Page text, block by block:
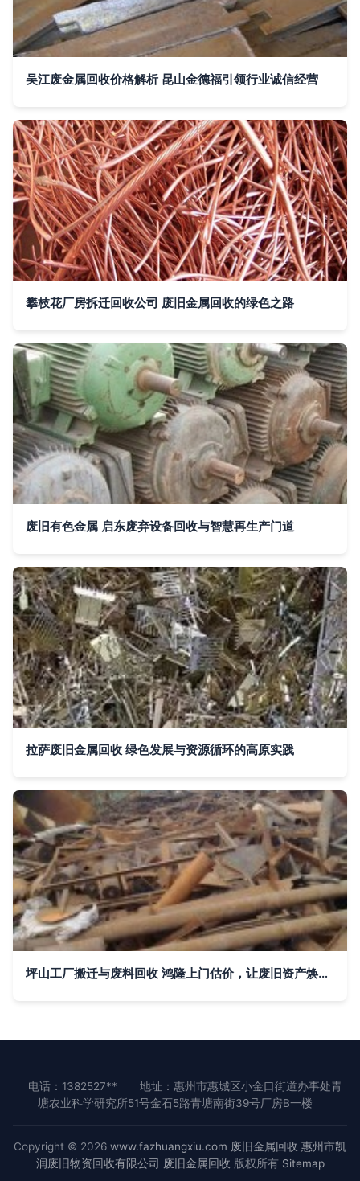
吴江废金属回收价格解析 昆山金德福引领行业诚信经营
攀枝花厂房拆迁回收公司 废旧金属回收的绿色之路
废旧有色金属 启东废弃设备回收与智慧再生产门道
拉萨废旧金属回收 绿色发展与资源循环的高原实践
坪山工厂搬迁与废料回收 鸿隆上门估价，让废旧资产焕发新价值
电话：1382527**
地址：惠州市惠城区小金口街道办事处青
塘农业科学研究所51号金石5路青塘南街39号厂房B一楼
Copyright © 2026 www.fazhuangxiu.com 废旧金属回收 惠州市凯
润废旧物资回收有限公司 废旧金属回收 版权所有 Sitemap